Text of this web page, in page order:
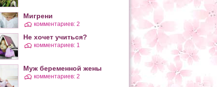
Мигрени
комментариев: 2
Не хочет учиться?
комментариев: 1
Муж беременной жены
комментариев: 2